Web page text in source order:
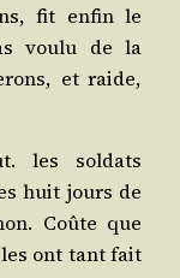
fit enfin le
vou­lu de la
et raide,
les sol­dats
huit jours de
Coûte que
ont tant fait